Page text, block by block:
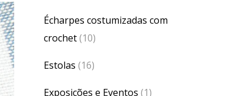
Écharpes costumizadas com
crochet(10)
Estolas (16)
Exposições e Eventos (1)